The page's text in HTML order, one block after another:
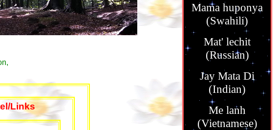
Links
Mama huponya
(Swahili)
Mat' lechit
(Russian)
Jay Mata Di
(Indian)
Me lanh
(Vietnamese)